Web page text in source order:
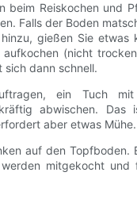
beim Reiskochen und
Falls der Boden
gießen Sie etwas
(nicht
sich dann schnell.
ein Tuch mit
abwischen. Das
aber etwas Mühe.
auf den Topfboden.
mitgekocht und